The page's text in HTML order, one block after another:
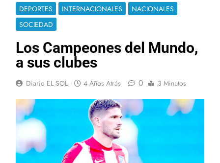
DEPORTES INTERNACIONALES
NACIONALES
SOCIEDAD
Los Campeones del Mundo,
a sus clubes
Diario EL SOL 4 Años Atrás 0 3 Minutos